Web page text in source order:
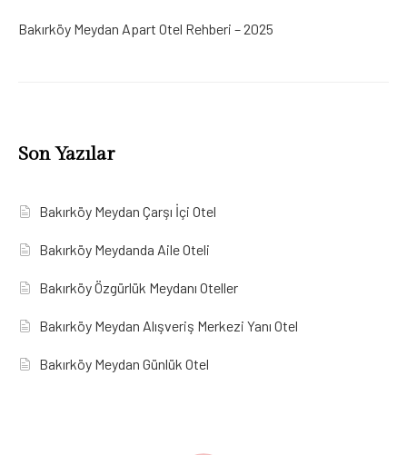
Bakırköy Meydan Apart Otel Rehberi – 2025
Son Yazılar
Bakırköy Meydan Çarşı İçi Otel
Bakırköy Meydanda Aile Oteli
Bakırköy Özgürlük Meydanı Oteller
Bakırköy Meydan Alışveriş Merkezi Yanı Otel
Bakırköy Meydan Günlük Otel